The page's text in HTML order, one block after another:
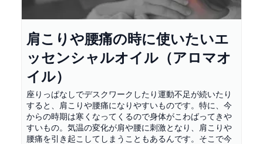
肩こりや腰痛の時に使いたいエ
ッセンシャルオイル（アロマオ
イル）
座りっぱなしでデスクワークしたり運動不足が続いたり
すると、肩こりや腰痛になりやすいものです。特に、今
からの時期は寒くなってくるので身体がこわばってきや
すいもの。気温の変化が肩や腰に刺激となり、肩こりや
腰痛を引き起こしてしまうこともあるんです。そこで今